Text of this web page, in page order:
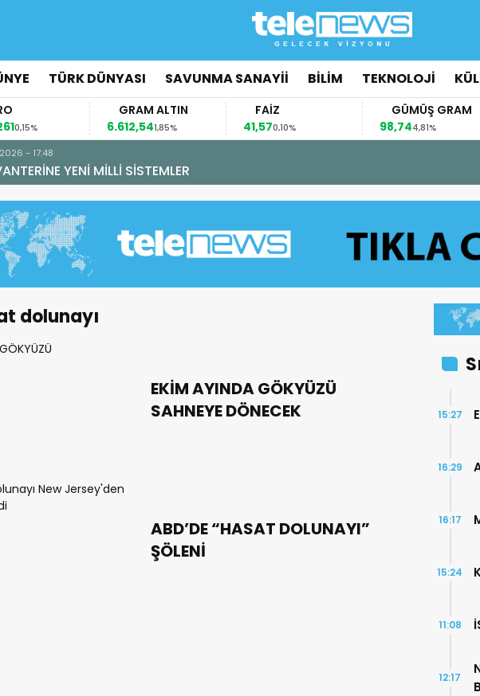
TÜRK DÜNYASI SAVUNMA SANAYİİ BİLİM TEKNOLOJİ
GRAM ALTIN
6.612,541,85%
FAİZ
41,57
0,10%
GÜMÜŞ GRAM
98,744,81%
“ATEŞ KUŞLARI” GÖREVİNİ TAMAMLADI
dolunayı
EKİM AYINDA GÖKYÜZÜ
SAHNEYE DÖNECEK
ABD’DE “HASAT DOLUNAYI”
ŞÖLENİ
15:27
16:29
16:17
15:24
11:08
12:17